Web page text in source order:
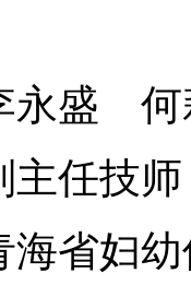
盛 何
技师
省妇幼